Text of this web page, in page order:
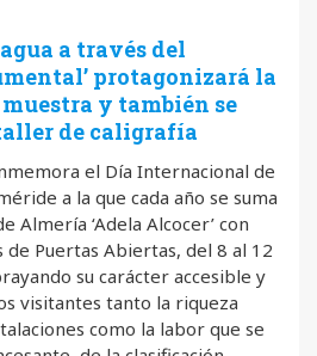
a través del
protagonizará la
y también se
de caligrafía
el Día Internacional de
a la que cada año se suma
Almería ‘Adela Alcocer’ con
de Puertas Abiertas, del 8 al 12
su carácter accesible y
visitantes tanto la riqueza
como la labor que se